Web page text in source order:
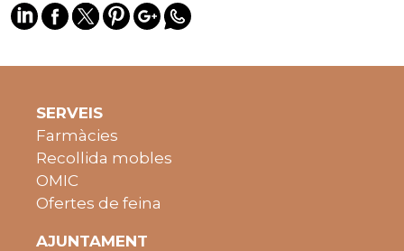
SERVEIS
Farmàcies
Recollida mobles
OMIC
Ofertes de feina
AJUNTAMENT